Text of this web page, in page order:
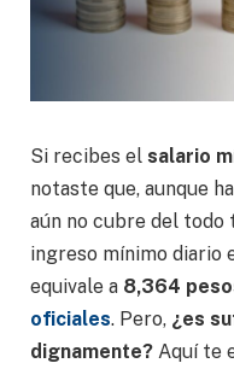
Si recibes el salario
notaste que, aunque
aún no cubre del todo
ingreso mínimo diario
equivale a 8,364
oficiales. Pero, ¿es
dignamente? Aquí te